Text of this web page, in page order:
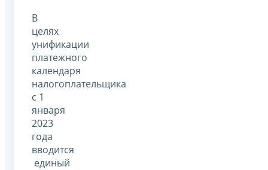
В
целях
унификации
платежного
календаря
налогоплательщика
с 1
января
2023
года
вводится
единый